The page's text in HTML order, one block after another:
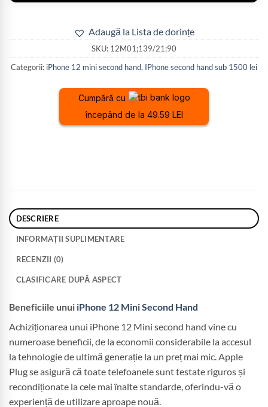
Adaugă la Lista de dorințe
SKU: 12M01;139/21;90
Categorii: iPhone 12 mini second hand, IPhone second hand sub 1500 lei
Cumpără cu
începând de la 49.59 LEI
DESCRIERE
INFORMAȚII SUPLIMENTARE
RECENZII (0)
CLASIFICARE DUPĂ ASPECT
Beneficiile unui iPhone 12 Mini Second Hand
Achiziționarea unui iPhone 12 Mini second hand vine cu
numeroase beneficii, de la economii considerabile la accesul
la tehnologie de ultimă generație la un preț mai mic. Apple
Plug se asigură că toate telefoanele sunt testate riguros și
recondiționate la cele mai înalte standarde, oferindu-vă o
experiență de utilizare aproape nouă.